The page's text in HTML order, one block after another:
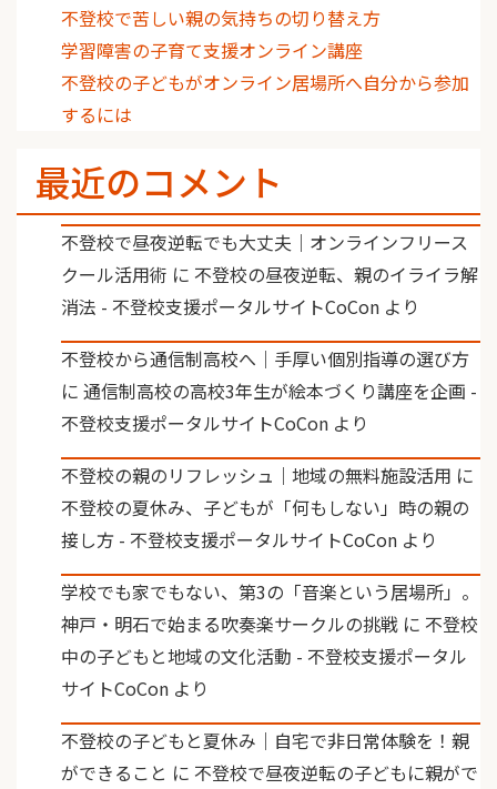
不登校で苦しい親の気持ちの切り替え方
学習障害の子育て支援オンライン講座
不登校の子どもがオンライン居場所へ自分から参加
するには
最近のコメント
不登校で昼夜逆転でも大丈夫｜オンラインフリース
クール活用術 に 不登校の昼夜逆転、親のイライラ解
消法 - 不登校支援ポータルサイトCoCon より
不登校から通信制高校へ｜手厚い個別指導の選び方
に 通信制高校の高校3年生が絵本づくり講座を企画 -
不登校支援ポータルサイトCoCon より
不登校の親のリフレッシュ｜地域の無料施設活用 に
不登校の夏休み、子どもが「何もしない」時の親の
接し方 - 不登校支援ポータルサイトCoCon より
学校でも家でもない、第3の「音楽という居場所」。
神戸・明石で始まる吹奏楽サークルの挑戦 に 不登校
中の子どもと地域の文化活動 - 不登校支援ポータル
サイトCoCon より
不登校の子どもと夏休み｜自宅で非日常体験を！親
ができること に 不登校で昼夜逆転の子どもに親がで